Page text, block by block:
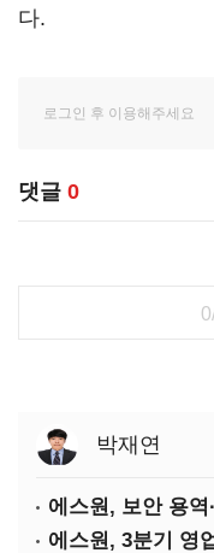
다.
댓글 0
박재연
에스원, 보안 용
에스원, 3분기 영